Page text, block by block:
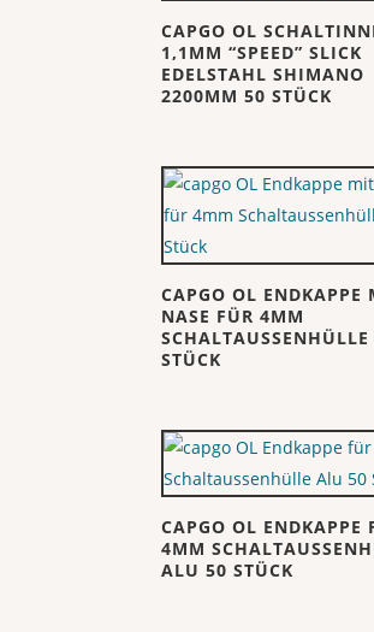
CAPGO OL
1,1MM “SPEED” SLICK
EDELSTAHL SHIMANO
2200MM 50 STÜCK
CAPGO OL ENDKAPPE
NASE FÜR 4MM
STÜCK
CAPGO OL ENDKAPPE
4MM
ALU 50 STÜCK